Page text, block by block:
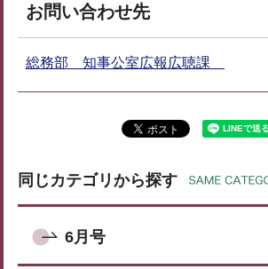
お問い合わせ先
総務部 知事公室広報広聴課
同じカテゴリから探す
6月号